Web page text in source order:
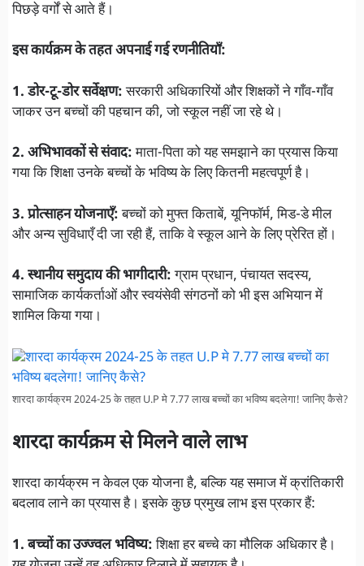
पिछड़े वर्गों से आते हैं।
इस कार्यक्रम के तहत अपनाई गई रणनीतियाँ:
1. डोर-टू-डोर सर्वेक्षण:सरकारी अधिकारियों और शिक्षकों ने गाँव-गाँव
जाकर उन बच्चों की पहचान की, जो स्कूल नहीं जा रहे थे।
2. अभिभावकों से संवाद:माता-पिता को यह समझाने का प्रयास किया
गया कि शिक्षा उनके बच्चों के भविष्य के लिए कितनी महत्वपूर्ण है।
3. प्रोत्साहन योजनाएँ:बच्चों को मुफ्त किताबें, यूनिफॉर्म, मिड-डे मील
और अन्य सुविधाएँ दी जा रही हैं, ताकि वे स्कूल आने के लिए प्रेरित हों।
4. स्थानीय समुदाय की भागीदारी:ग्राम प्रधान, पंचायत सदस्य,
सामाजिक कार्यकर्ताओं और स्वयंसेवी संगठनों को भी इस अभियान में
शामिल किया गया।
शारदा कार्यक्रम 2024-25 के तहत U.P मे 7.77 लाख बच्चों का भविष्य बदलेगा! जानिए कैसे?
शारदा कार्यक्रम से मिलने वाले लाभ
शारदा कार्यक्रम न केवल एक योजना है, बल्कि यह समाज में क्रांतिकारी
बदलाव लाने का प्रयास है। इसके कुछ प्रमुख लाभ इस प्रकार हैं:
1. बच्चों का उज्ज्वल भविष्य:शिक्षा हर बच्चे का मौलिक अधिकार है।